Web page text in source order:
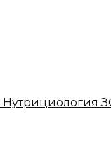
Нутрициология